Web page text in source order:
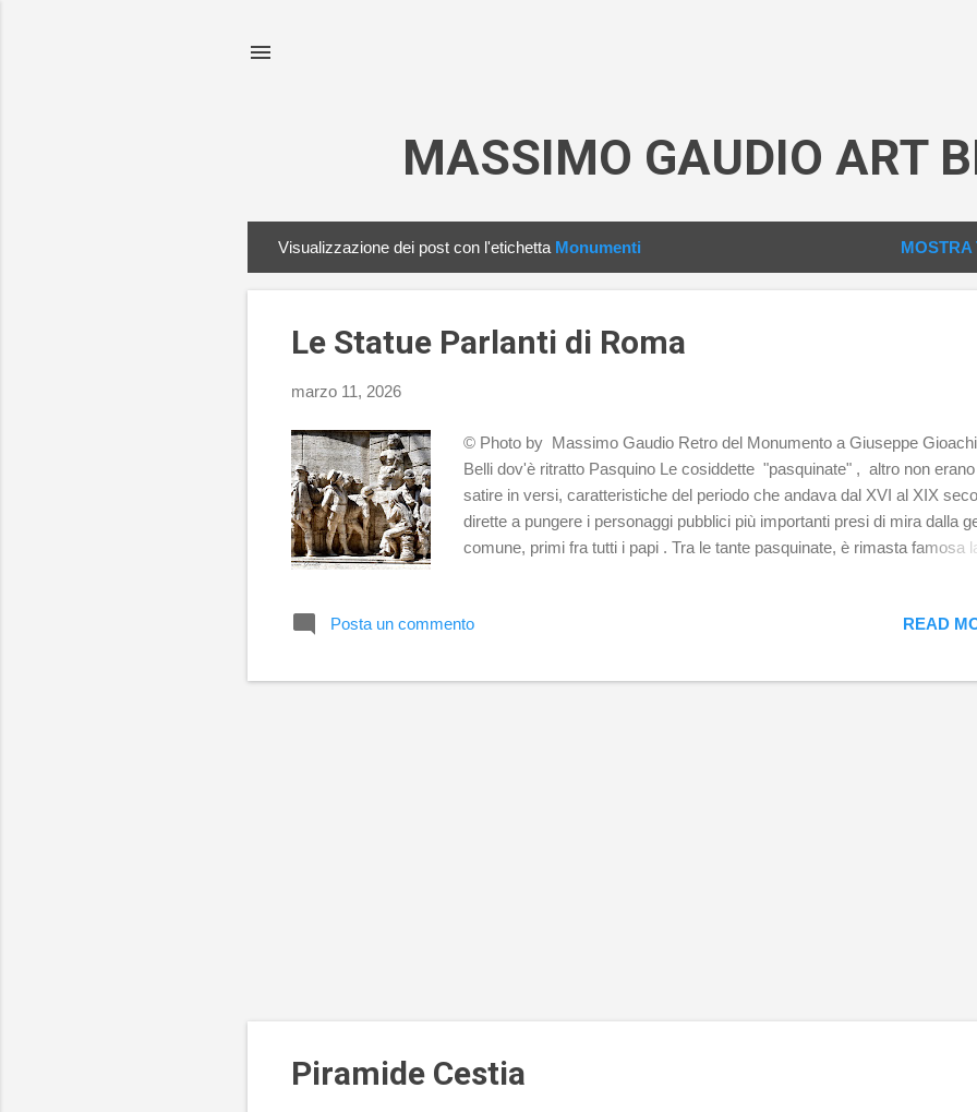
MASSIMO GAUDIO ART
o
Visualizzazione dei post con l'etichetta Monumenti MOSTRA
Le Statue Parlanti di Roma
marzo 11, 2026
© Photo by Massimo Gaudio Retro del Monumento a Giuseppe
Belli dov'è ritratto Pasquino Le cosiddette "pasquinate" , altro non
satire in versi, caratteristiche del periodo che andava dal XVI al XIX
dirette a pungere i personaggi pubblici più importanti presi di mira dalla
comune, primi fra tutti i papi . Tra le tante pasquinate, è rimasta famosa
hanno fatto i Barbari, lo hanno fatto i Barberini. Il nome p asquinata
piazza che si trova a pochi passi da Piazza Navona addossata alle
Posta un commento READ
Piramide Cestia